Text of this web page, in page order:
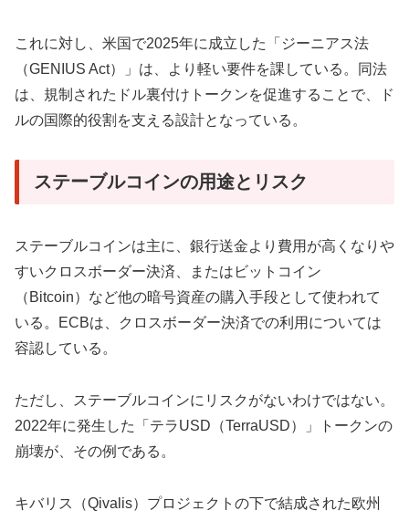
これに対し、米国で2025年に成立した「ジーニアス法
（GENIUS Act）」は、より軽い要件を課している。同法
は、規制されたドル裏付けトークンを促進することで、ド
ルの国際的役割を支える設計となっている。
ステーブルコインの用途とリスク
ステーブルコインは主に、銀行送金より費用が高くなりや
すいクロスボーダー決済、またはビットコイン
（Bitcoin）など他の暗号資産の購入手段として使われて
いる。ECBは、クロスボーダー決済での利用については
容認している。
ただし、ステーブルコインにリスクがないわけではない。
2022年に発生した「テラUSD（TerraUSD）」トークンの
崩壊が、その例である。
キバリス（Qivalis）プロジェクトの下で結成された欧州